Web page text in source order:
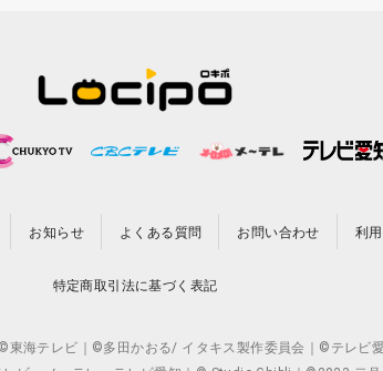
お知らせ よくある質問 お問い合わせ 利
特定商取引法に基づく表記
海テレビ｜©多田かおる/ イタキス製作委員会｜©テレビ